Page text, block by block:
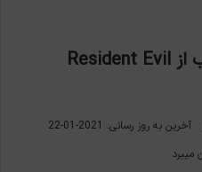
تماشا کنید: رونمایی جذاب از Resident Evil
آخرین به روز رسانی: 2021-01-22